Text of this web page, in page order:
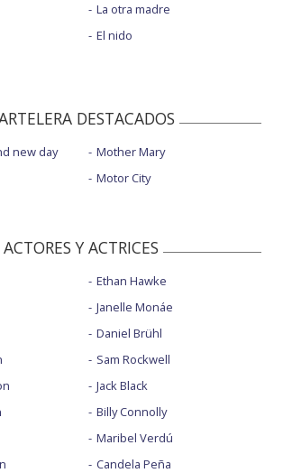
La otra madre
El nido
DESTACADOS
new day
Mother Mary
Motor City
ACTORES Y ACTRICES
Ethan Hawke
Janelle Monáe
Daniel Brühl
Sam Rockwell
Jack Black
Billy Connolly
Maribel Verdú
Candela Peña